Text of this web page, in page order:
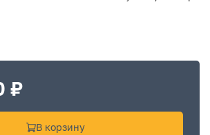
₽
В корзину